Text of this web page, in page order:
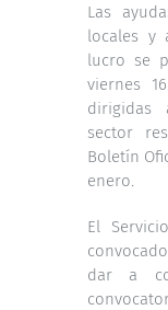
Las
locales y
lucro se
viernes
dirigidas
sector
Boletín
enero.
El
dar a